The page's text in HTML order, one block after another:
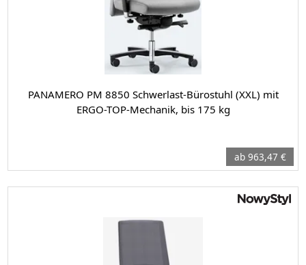
PANAMERO PM 8850 Schwerlast-Bürostuhl (XXL) mit
ERGO-TOP-Mechanik, bis 175 kg
ab 963,47 €